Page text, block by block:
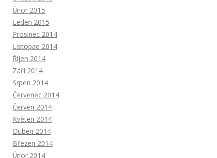
Únor 2015
Leden 2015
Prosinec 2014
Listopad 2014
Říjen 2014
Září 2014
Srpen 2014
Červenec 2014
Červen 2014
Květen 2014
Duben 2014
Březen 2014
Únor 2014